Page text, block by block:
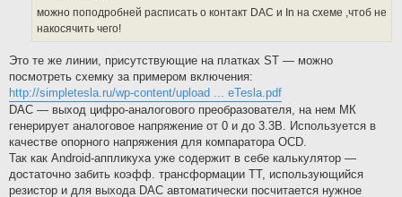
можно поподробней расписать о контакт DAC и In на схеме ,чтоб не
накосячить чего!
Это те же линии, присутствующие на платках ST — можно
посмотреть схемку за примером включения:
http://simpletesla.ru/wp-content/upload ... eTesla.pdf
DAC — выход цифро-аналогового преобразователя, на нем МК
генерирует аналоговое напряжение от 0 и до 3.3В. Используется в
качестве опорного напряжения для компаратора OCD.
Так как Android-аппликуха уже содержит в себе калькулятор —
достаточно забить коэфф. трансформации ТТ, использующийся
резистор и для выхода DAC автоматически посчитается нужное